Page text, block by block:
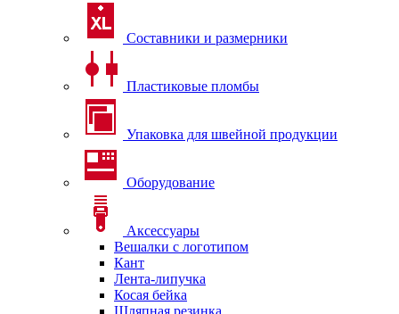
Составники и размерники
Пластиковые пломбы
Упаковка для швейной продукции
Оборудование
Аксессуары
Вешалки с логотипом
Кант
Лента-липучка
Косая бейка
Шляпная резинка